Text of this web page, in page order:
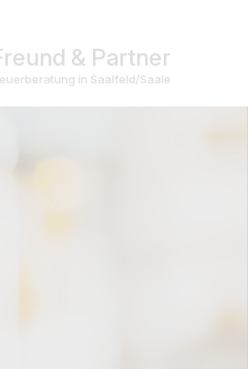
& Partner
in Saalfeld/Saale